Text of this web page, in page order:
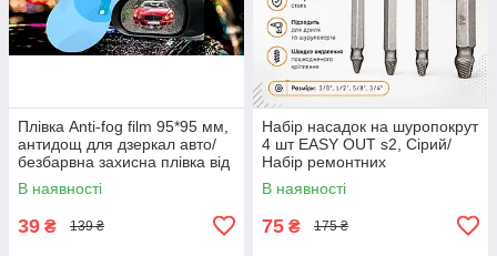
Плівка Anti-fog film 95*95 мм,
антидощ для дзеркал авто/
безбарвна захисна плівка від
води відблисків і бруду
В наявності
39 ₴ 139 ₴
Набір насадок на шуропокрут
4 шт EASY OUT s2, Сірий/
Набір ремонтних
екстракторів біт
В наявності
75 ₴ 175 ₴